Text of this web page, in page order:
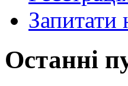
Запитати
Останні